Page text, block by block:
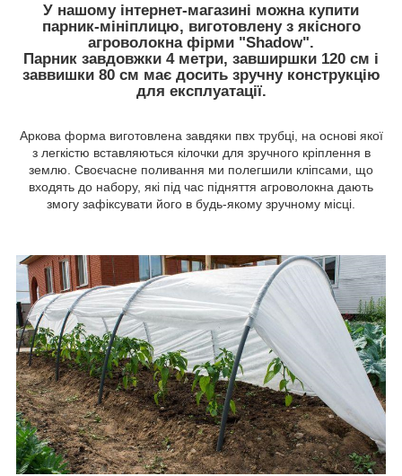
У нашому інтернет-магазині можна купити
парник-мініплицю, виготовлену з якісного
агроволокна фірми "Shadow".
Парник завдовжки 4 метри, завширшки 120 см і
заввишки 80 см має досить зручну конструкцію
для експлуатації.
Аркова форма виготовлена завдяки пвх трубці, на основі якої
з легкістю вставляються кілочки для зручного кріплення в
землю. Своєчасне поливання ми полегшили кліпсами, що
входять до набору, які під час підняття агроволокна дають
змогу зафіксувати його в будь-якому зручному місці.